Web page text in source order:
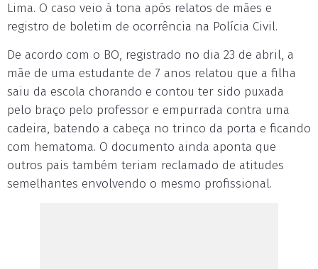
Lima. O caso veio à tona após relatos de mães e
registro de boletim de ocorrência na Polícia Civil.
De acordo com o BO, registrado no dia 23 de abril, a
mãe de uma estudante de 7 anos relatou que a filha
saiu da escola chorando e contou ter sido puxada
pelo braço pelo professor e empurrada contra uma
cadeira, batendo a cabeça no trinco da porta e ficando
com hematoma. O documento ainda aponta que
outros pais também teriam reclamado de atitudes
semelhantes envolvendo o mesmo profissional.